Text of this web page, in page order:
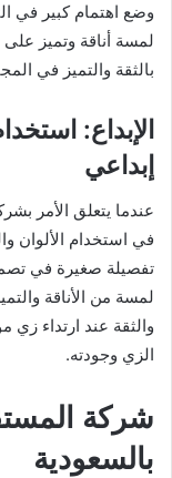
وضع اهتمام كبير في
لمسة أناقة وتميز
بالثقة والتميز في
الإبداع:
إبداعي
عندما يتعلق الأمر
في استخدام الألوان
تفصيلة صغيرة في
لمسة من الأناقة
والثقة عند ارتداء
الزي وجودته.
شركة
بالسعودية